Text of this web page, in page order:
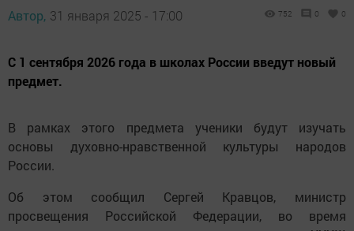
Автор, 31 января 2025 - 17:00 752 0 0
С 1 сентября 2026 года в школах России введут новый
предмет.
В рамках этого предмета ученики будут изучать
основы духовно-нравственной культуры народов
России.
Об этом сообщил Сергей Кравцов, министр
просвещения Российской Федерации, во время